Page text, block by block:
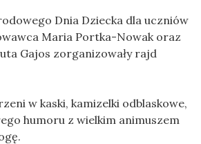
Dnia Dziecka dla uczniów
Maria Portka-Nowak oraz
Gajos zorganizowały rajd
w kaski, kamizelki odblaskowe,
humoru z wielkim animuszem